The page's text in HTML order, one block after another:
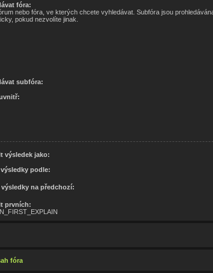
fóra:
nebo fóra, ve kterých chcete vyhledávat. Subfóra jsou
pokud nezvolíte jinak.
subfóra:
výsledek jako:
podle:
na předchozí:
prvních:
fóra